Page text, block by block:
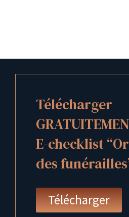
Télécharger
E-checklist
des
Télécharger